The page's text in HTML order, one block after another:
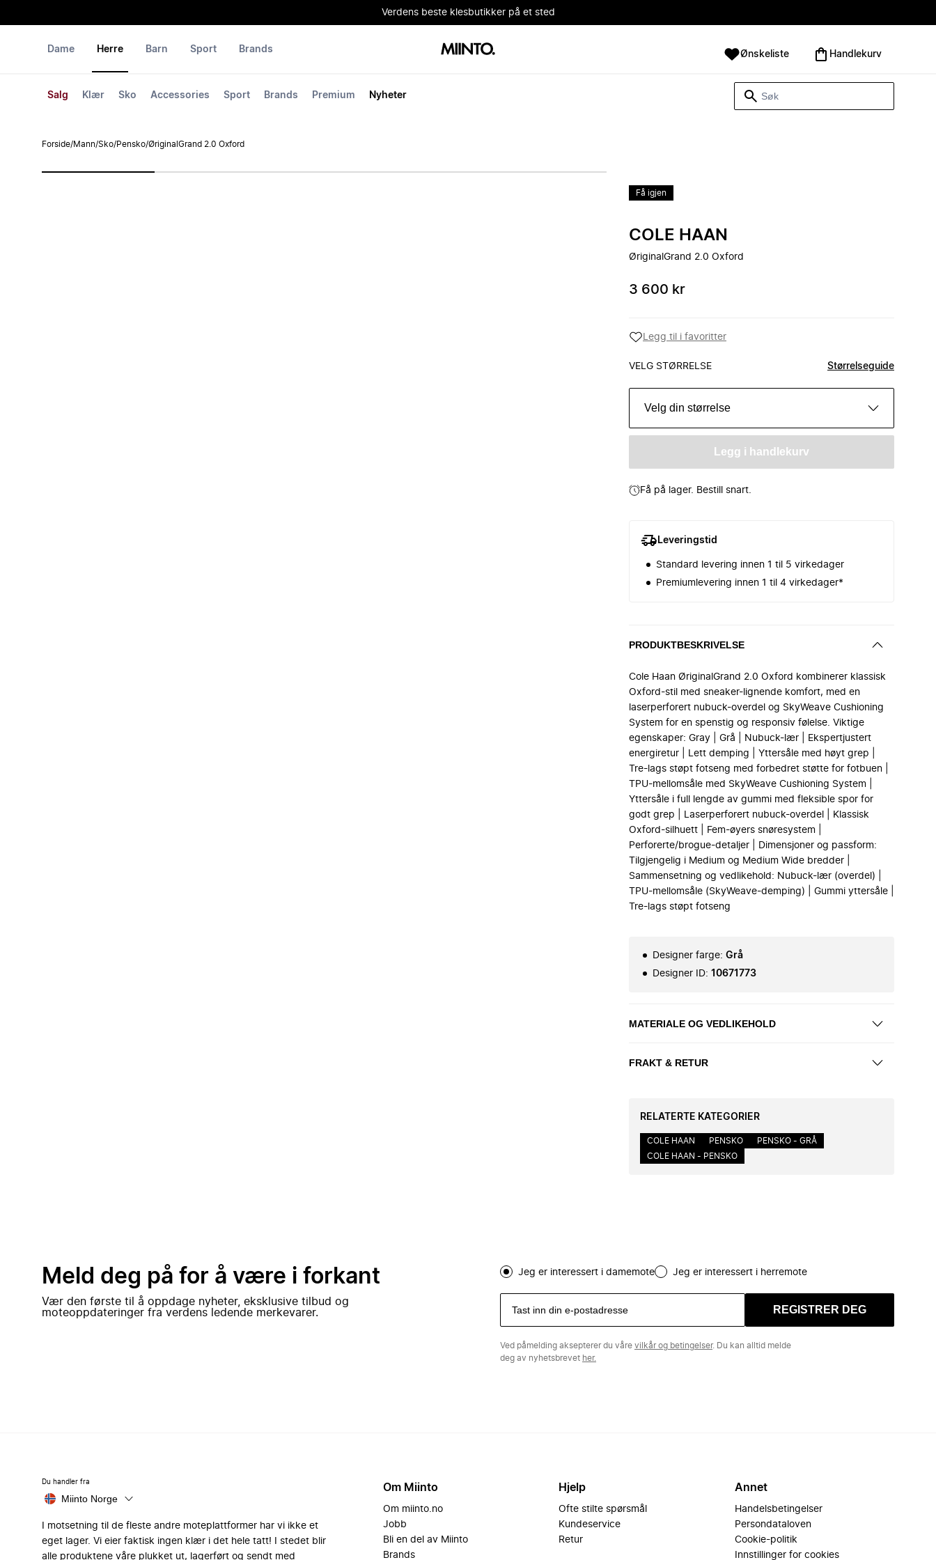
Verdens beste klesbutikker på et sted
Dame Herre
Salg Klær Sko Accessories Sport Brands Premium Nyheter
Barn Sport Brands Ønskeliste Handlekurv
Forside/Mann/Sko/Pensko/ØriginalGrand 2.0 Oxford
Få igjen
COLE HAAN
ØriginalGrand 2.0 Oxford
3 600 kr
Legg til i favoritter
VELG STØRRELSE Størrelseguide
Velg din størrelse
Legg i handlekurv
Få på lager. Bestill snart.
Leveringstid
Standard levering innen 1 til 5 virkedager
Premiumlevering innen 1 til 4 virkedager*
PRODUKTBESKRIVELSE
Cole Haan ØriginalGrand 2.0 Oxford kombinerer klassisk
Oxford-stil med sneaker-lignende komfort, med en
laserperforert nubuck-overdel og SkyWeave Cushioning
System for en spenstig og responsiv følelse. Viktige
egenskaper: Gray | Grå | Nubuck-lær | Ekspertjustert
energiretur | Lett demping | Yttersåle med høyt grep |
Tre-lags støpt fotseng med forbedret støtte for fotbuen |
TPU-mellomsåle med SkyWeave Cushioning System |
Yttersåle i full lengde av gummi med fleksible spor for
godt grep | Laserperforert nubuck-overdel | Klassisk
Oxford-silhuett | Fem-øyers snøresystem |
Perforerte/brogue-detaljer | Dimensjoner og passform:
Tilgjengelig i Medium og Medium Wide bredder |
Sammensetning og vedlikehold: Nubuck-lær (overdel) |
TPU-mellomsåle (SkyWeave-demping) | Gummi yttersåle |
Tre-lags støpt fotseng
Designer farge: Grå
Designer ID: 10671773
MATERIALE OG VEDLIKEHOLD
FRAKT & RETUR
RELATERTE KATEGORIER
COLE HAAN PENSKO
PENSKO - GRÅ
COLE HAAN - PENSKO
Meld deg på for å være i forkant
Vær den første til å oppdage nyheter, eksklusive tilbud og
moteoppdateringer fra verdens ledende merkevarer.
Jeg er interessert i damemote Jeg er interessert i herremote
REGISTRER DEG
Ved påmelding aksepterer du våre vilkår og betingelser. Du kan alltid melde
deg av nyhetsbrevet her.
Du handler fra
Miinto Norge
I motsetning til de fleste andre moteplattformer har vi ikke et
eget lager. Vi eier faktisk ingen klær i det hele tatt! I stedet blir
alle produktene våre plukket ut, lagerført og sendt med
Om Miinto
Om miinto.no
Jobb
Bli en del av Miinto
Brands
Hjelp
Ofte stilte spørsmål
Kundeservice
Retur
Annet
Handelsbetingelser
Persondataloven
Cookie-politik
Innstillinger for cookies